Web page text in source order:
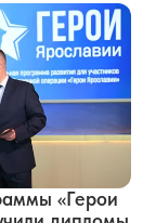
«Герои